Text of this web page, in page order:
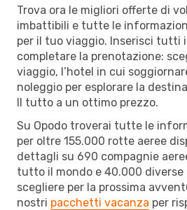
Trova ora le migliori offerte di
imbattibili e tutte le
per il tuo viaggio. Inserisci tutti
completare la prenotazione:
viaggio, l’hotel in cui
noleggio per esplorare la
Il tutto a un ottimo prezzo.
Su Opodo troverai tutte le
per oltre 155.000 rotte aeree
dettagli su 690 compagnie
tutto il mondo e 40.000
scegliere per la prossima
nostri pacchetti vacanza per